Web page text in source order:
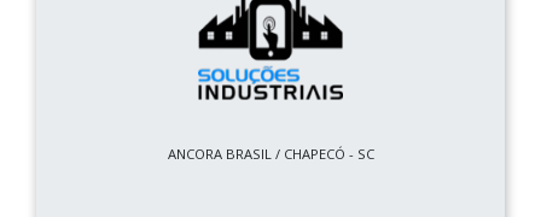
ANCORA BRASIL / CHAPECÓ - SC